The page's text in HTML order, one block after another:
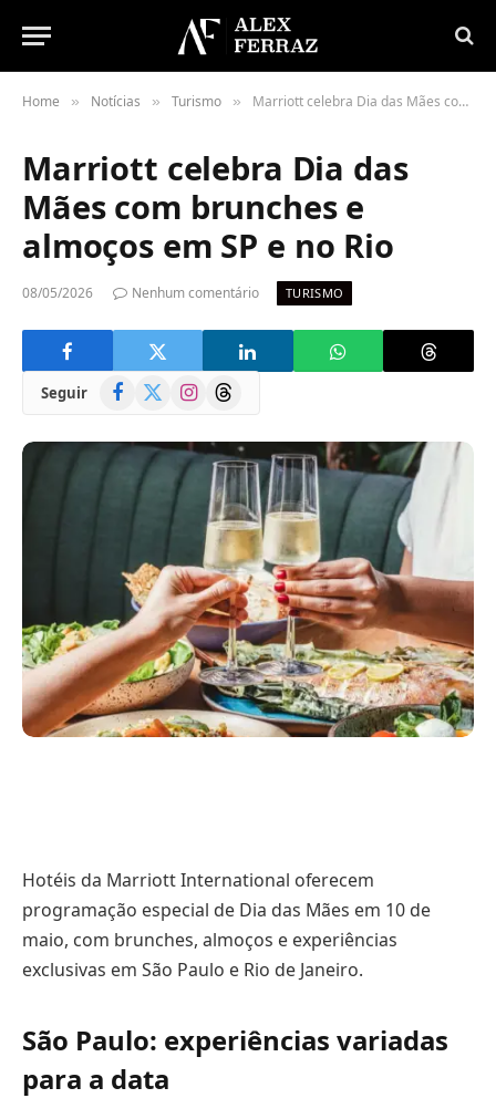
Home » Notícias » Turismo » Marriott celebra Dia das Mães com brunches e almoços em SP e no Rio
Marriott celebra Dia das
Mães com brunches e
almoços em SP e no Rio
08/05/2026 Nenhum comentário TURISMO
Seguir Facebook
(Twitter)
InstagramThreads
Hotéis da Marriott International oferecem
programação especial de Dia das Mães em 10 de
maio, com brunches, almoços e experiências
exclusivas em São Paulo e Rio de Janeiro.
São Paulo: experiências variadas
para a data